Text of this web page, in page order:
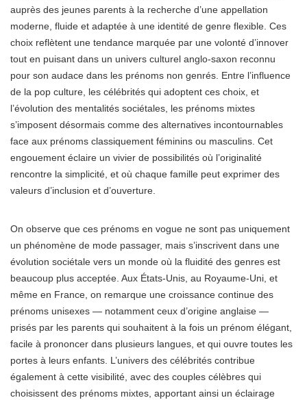
auprès des jeunes parents à la recherche d’une appellation
moderne, fluide et adaptée à une identité de genre flexible. Ces
choix reflètent une tendance marquée par une volonté d’innover
tout en puisant dans un univers culturel anglo-saxon reconnu
pour son audace dans les prénoms non genrés. Entre l’influence
de la pop culture, les célébrités qui adoptent ces choix, et
l’évolution des mentalités sociétales, les prénoms mixtes
s’imposent désormais comme des alternatives incontournables
face aux prénoms classiquement féminins ou masculins. Cet
engouement éclaire un vivier de possibilités où l’originalité
rencontre la simplicité, et où chaque famille peut exprimer des
valeurs d’inclusion et d’ouverture.
On observe que ces prénoms en vogue ne sont pas uniquement
un phénomène de mode passager, mais s’inscrivent dans une
évolution sociétale vers un monde où la fluidité des genres est
beaucoup plus acceptée. Aux États-Unis, au Royaume-Uni, et
même en France, on remarque une croissance continue des
prénoms unisexes — notamment ceux d’origine anglaise —
prisés par les parents qui souhaitent à la fois un prénom élégant,
facile à prononcer dans plusieurs langues, et qui ouvre toutes les
portes à leurs enfants. L’univers des célébrités contribue
également à cette visibilité, avec des couples célèbres qui
choisissent des prénoms mixtes, apportant ainsi un éclairage